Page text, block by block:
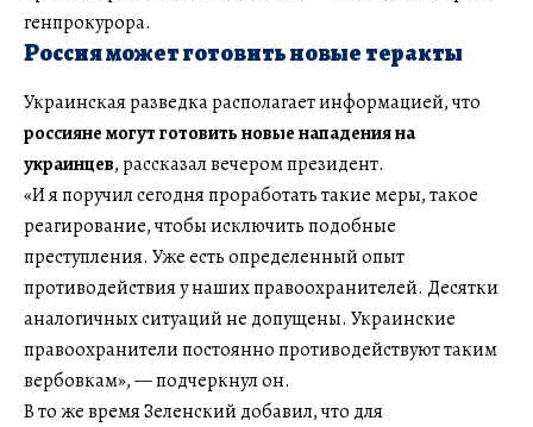
генпрокурора.
Россия может готовить новые теракты
Украинская разведка располагает информацией, что
россияне могут готовить новые нападения на
украинцев, рассказал вечером президент.
«И я поручил сегодня проработать такие меры, такое
реагирование, чтобы исключить подобные
преступления. Уже есть определенный опыт
противодействия у наших правоохранителей. Десятки
аналогичных ситуаций не допущены. Украинские
правоохранители постоянно противодействуют таким
вербовкам», — подчеркнул он.
В то же время Зеленский добавил, что для